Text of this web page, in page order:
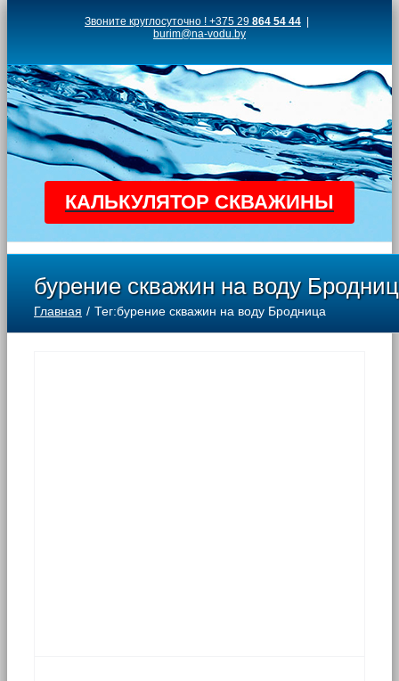
content
Звоните круглосуточно ! +375 29 864 54 44
burim@na-vodu.by
КАЛЬКУЛЯТОР СКВАЖИНЫ
бурение скважин на воду
Главная Тег:бурение скважин на воду Бродница